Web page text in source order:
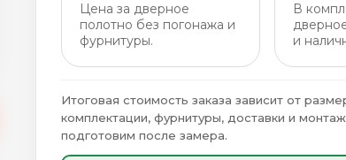
Цена за дверное
полотно без погонажа и
фурнитуры.
В
и
Итоговая стоимость заказа зависит от
комплектации, фурнитуры, доставки и
подготовим после замера.